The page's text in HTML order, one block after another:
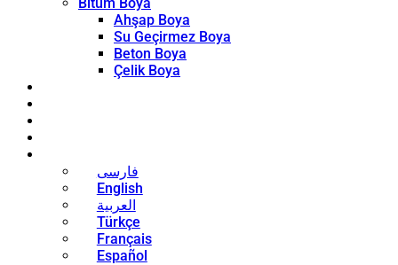
Ahşap Boya
Su Geçirmez Boya
Beton Boya
Çelik Boya
فارسی
English
العربية
Türkçe
Français
Español